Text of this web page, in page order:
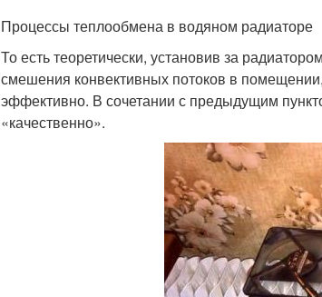
Процессы теплообмена в водяном радиаторе
То есть теоретически, установив за
смешения конвективных потоков в
эффективно. В сочетании с предыдущим
«качественно».